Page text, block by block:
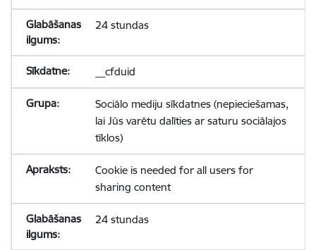
24 stundas
__cfduid
Sociālo mediju sīkdatnes (nepieciešamas,
lai Jūs varētu dalīties ar saturu sociālajos
tīklos)
Cookie is needed for all users for
sharing content
24 stundas